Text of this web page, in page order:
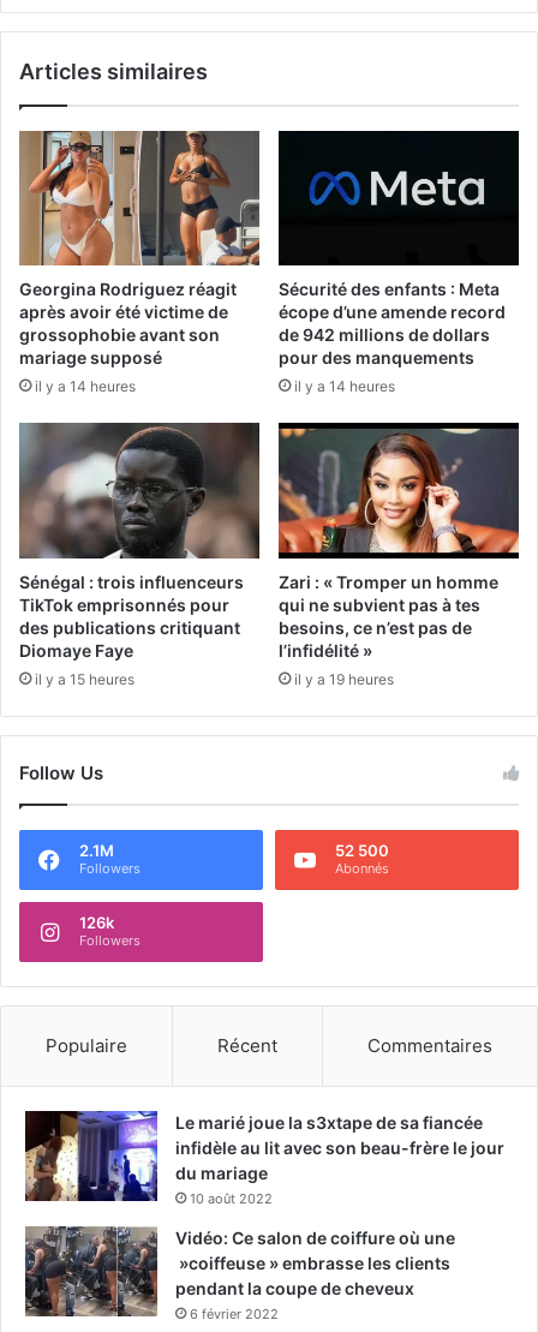
Articles similaires
Georgina Rodriguez réagit
après avoir été victime de
grossophobie avant son
mariage supposé
il y a 14 heures
Sécurité des enfants : Meta
écope d’une amende record
de 942 millions de dollars
pour des manquements
il y a 14 heures
Sénégal : trois influenceurs
TikTok emprisonnés pour
des publications critiquant
Diomaye Faye
il y a 15 heures
Zari : « Tromper un homme
qui ne subvient pas à tes
besoins, ce n’est pas de
l’infidélité »
il y a 19 heures
Follow Us
2.1M
Followers
52 500
Abonnés
126k
Followers
Populaire Récent Commentaires
Le marié joue la s3xtape de sa fiancée
infidèle au lit avec son beau-frère le jour
du mariage
10 août 2022
Vidéo: Ce salon de coiffure où une
»coiffeuse » embrasse les clients
pendant la coupe de cheveux
6 février 2022